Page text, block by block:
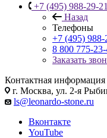
+7 (495) 988-29-21
Назад
Телефоны
+7 (495) 988-
8 800 775-
Заказать
Контактная информация
г. Москва, ул. 2-я
ls@leonardo-stone.ru
Вконтакте
YouTube